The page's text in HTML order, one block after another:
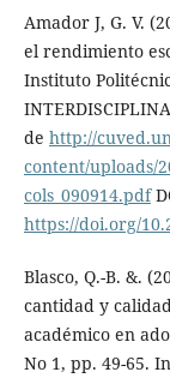
Amador J, G. V.
el rendimiento
Instituto
de http://
content/uploads/
cols_090914.pdf
https://doi.org/
Blasco, Q.-B. &.
cantidad y
académico en
No 1, pp. 49-65.